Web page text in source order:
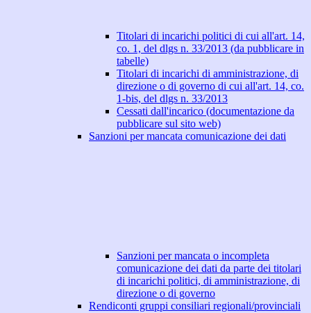
Titolari di incarichi politici di cui all'art. 14,
co. 1, del dlgs n. 33/2013 (da pubblicare in
tabelle)
Titolari di incarichi di amministrazione, di
direzione o di governo di cui all'art. 14, co.
1-bis, del dlgs n. 33/2013
Cessati dall'incarico (documentazione da
pubblicare sul sito web)
Sanzioni per mancata comunicazione dei dati
Sanzioni per mancata o incompleta
comunicazione dei dati da parte dei titolari
di incarichi politici, di amministrazione, di
direzione o di governo
Rendiconti gruppi consiliari regionali/provinciali